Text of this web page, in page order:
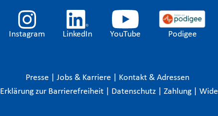
Instagram LinkedIn YouTube Podigee
Presse Jobs & Karriere
Kontakt & Adressen
Erklärung zur Barrierefreiheit Datenschutz Zahlung